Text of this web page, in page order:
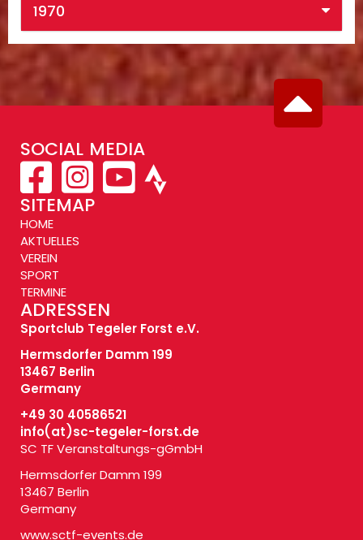
1970
SOCIAL MEDIA
SITEMAP
HOME
AKTUELLES
VEREIN
SPORT
TERMINE
ADRESSEN
Sportclub Tegeler Forst e.V.
Hermsdorfer Damm 199
13467 Berlin
Germany
+49 30 40586521
info(at)sc-tegeler-forst.de
SC TF Veranstaltungs-gGmbH
Hermsdorfer Damm 199
13467 Berlin
Germany
www.sctf-events.de